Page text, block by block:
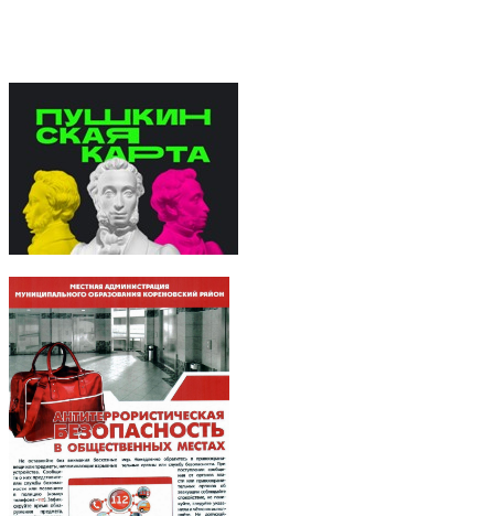
Вверх